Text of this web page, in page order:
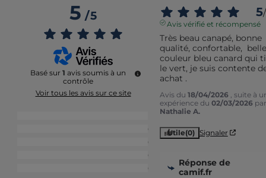
5/5
Basé sur 1 avis soumis à un
contrôle
Voir tous les avis sur ce site
0
0
0
0
5/
Avis vérifié et récompensé
Très beau canapé, bonne
qualité, confortable,  belle
couleur bleu canard qui
le vert, je suis contente
achat .
Avis du 18/04/2026
, suite à
expérience du 02/03/2026 par
Nathalie A.
Utile(0) Signaler
Réponse de
camif.fr